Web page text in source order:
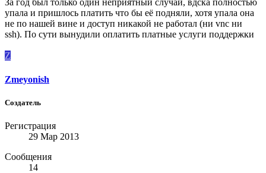
За год был только один неприятный случай, вдска полностью
упала и пришлось платить что бы её подняли, хотя упала она
не по нашей вине и доступ никакой не работал (ни vnc ни
ssh). По сути вынудили оплатить платные услуги поддержки
Z
Zmeyonish
Создатель
Регистрация
29 Мар 2013
Сообщения
14